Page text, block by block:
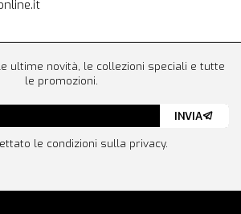
ultime novità, le collezioni speciali e tutte
le promozioni.
le condizioni sulla privacy.
INVIA